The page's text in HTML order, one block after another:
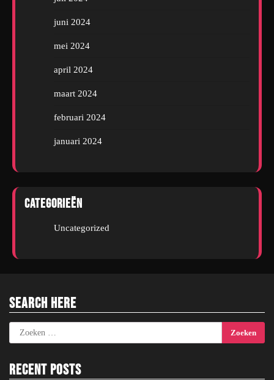
juni 2024
mei 2024
april 2024
maart 2024
februari 2024
januari 2024
Categorieën
Uncategorized
Search Here
Zoeken
naar:
Recent Posts